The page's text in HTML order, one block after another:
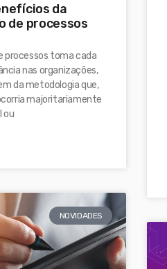
da
de processos
processos toma cada
nas organizações,
da metodologia que,
majoritariamente
ou
NOVIDADES